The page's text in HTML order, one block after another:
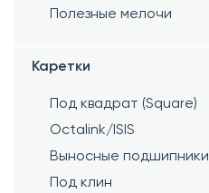
Полезные мелочи
Каретки
Под квадрат (Square)
Octalink/ISIS
Выносные подшипники
Под клин